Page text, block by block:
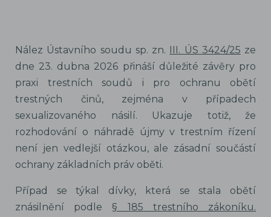
Nález Ústavního soudu sp. zn. III. ÚS 3424/25 ze
dne 23. dubna 2026 přináší důležité závěry pro
praxi trestních soudů i pro ochranu obětí
trestných činů, zejména v případech
sexualizovaného násilí. Ukazuje totiž, že
rozhodování o náhradě újmy v trestním řízení
není jen vedlejší otázkou, ale zásadní součástí
ochrany základních práv oběti.
Případ se týkal dívky, která se stala obětí
znásilnění podle § 185 trestního zákoníku.